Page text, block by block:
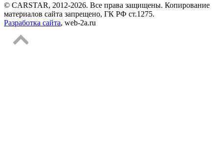
© CARSTAR, 2012-2026. Все права защищены. Копирование
материалов сайта запрещено, ГК РФ ст.1275.
Разработка сайта, web-2a.ru